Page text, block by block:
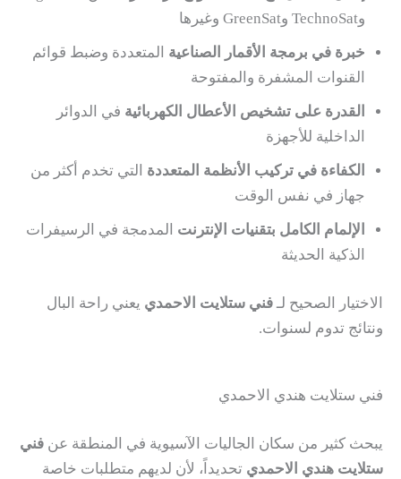
وTechnoSat وGreenSat وغيرها
خبرة في برمجة الأقمار الصناعية المتعددة وضبط قوائم
القنوات المشفرة والمفتوحة
القدرة على تشخيص الأعطال الكهربائية في الدوائر
الداخلية للأجهزة
الكفاءة في تركيب الأنظمة المتعددة التي تخدم أكثر من
جهاز في نفس الوقت
الإلمام الكامل بتقنيات الإنترنت المدمجة في الرسيفرات
الذكية الحديثة
الاختيار الصحيح لـ فني ستلايت الاحمدي يعني راحة البال
ونتائج تدوم لسنوات.
فني ستلايت هندي الاحمدي
يبحث كثير من سكان الجاليات الآسيوية في المنطقة عن فني
ستلايت هندي الاحمدي تحديداً، لأن لديهم متطلبات خاصة